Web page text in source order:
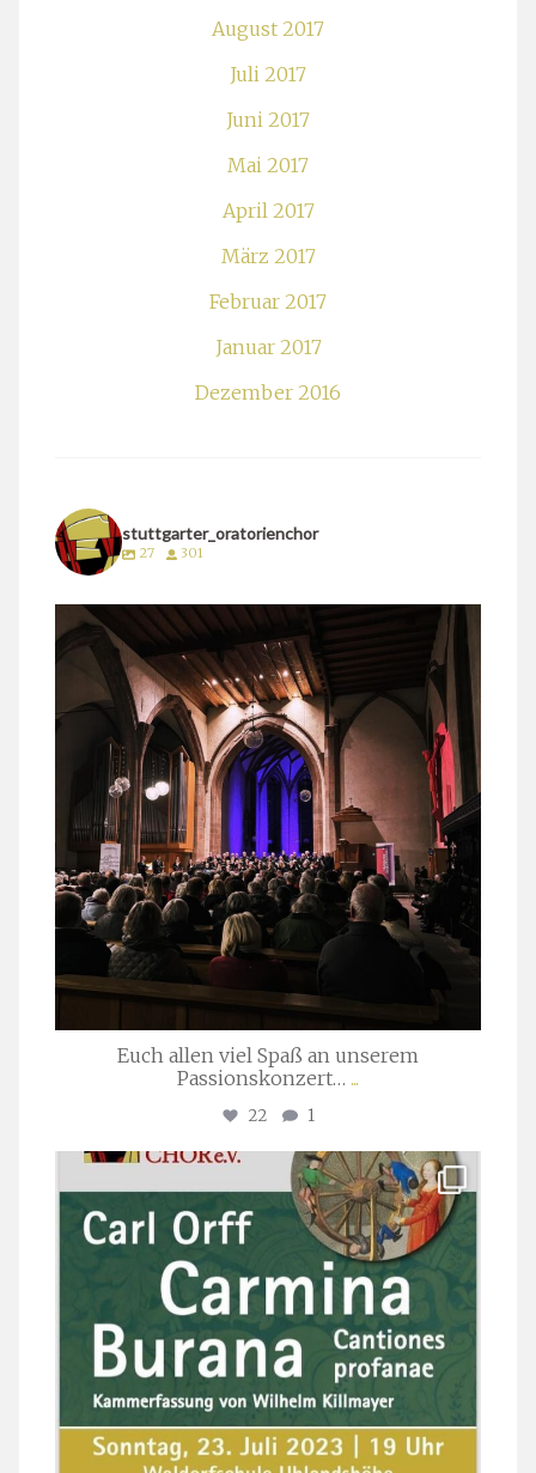
August 2017
Juli 2017
Juni 2017
Mai 2017
April 2017
März 2017
Februar 2017
Januar 2017
Dezember 2016
stuttgarter_oratorienchor
27 301
stuttgarter_oratorienchor
März 24
Euch allen viel Spaß an unserem
Passionskonzert… ...
22 1
stuttgarter_oratorienchor
Juli 22